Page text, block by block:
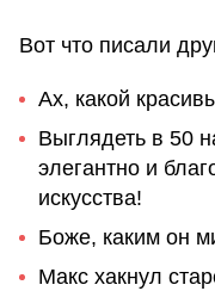
Вот что писали
Ах, какой
Выглядеть в 50
элегантно и
искусства!
Боже, каким он
Макс хакнул